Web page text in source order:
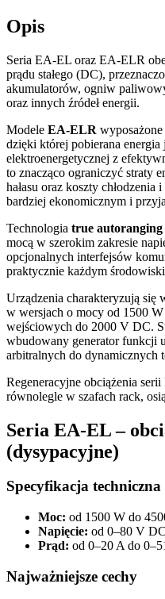
Opis
Seria EA-EL oraz EA-ELR
prądu stałego (DC),
akumulatorów, ogniw
oraz innych źródeł energii.
Modele EA-ELR
dzięki której pobierana energia
elektroenergetycznej z
to znacząco ograniczyć straty
hałasu oraz koszty
bardziej ekonomicznym i
Technologia true autoranging
mocą w szerokim zakresie
opcjonalnych interfejsów
praktycznie każdym
Urządzenia charakteryzują się
w wersjach o mocy od 1500
wejściowych do 2000 V DC.
wbudowany generator funkcji
arbitralnych do dynamicznych
Regeneracyjne obciążenia
równolegle w szafach rack,
Seria EA-EL –
(dysypacyjne)
Specyfikacja techniczna
Moc: od 1500 W do
Napięcie: od 0–80 V
Prąd: od 0–20 A do
Najważniejsze cechy